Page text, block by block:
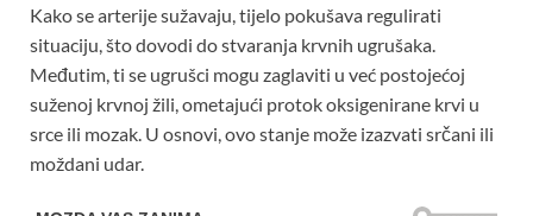
Kako se arterije sužavaju, tijelo pokušava regulirati
situaciju, što dovodi do stvaranja krvnih ugrušaka.
Međutim, ti se ugrušci mogu zaglaviti u već postojećoj
suženoj krvnoj žili, ometajući protok oksigenirane krvi u
srce ili mozak. U osnovi, ovo stanje može izazvati srčani ili
moždani udar.